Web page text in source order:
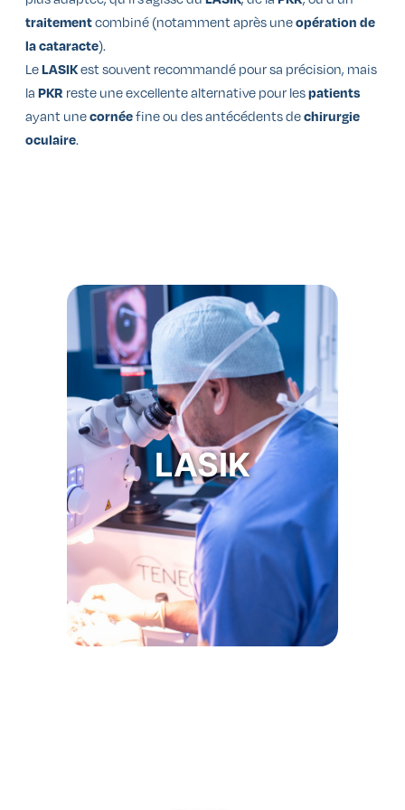
traitementcombiné (notamment après uneopération de
la cataracte).
LeLASIKest souvent recommandé pour sa précision, mais
la PKR reste une excellente alternative pour lespatients
ayant unecornéefine ou des antécédents dechirurgie
oculaire.
LASIK
➜
Chirurgie rapide et sans douleur.
➜
Technique de correction laser de
référence. Elle utilise un laser excimer
et femtoseconde.
Récupération quasi immédiate.
En savoir plus sur LASIK